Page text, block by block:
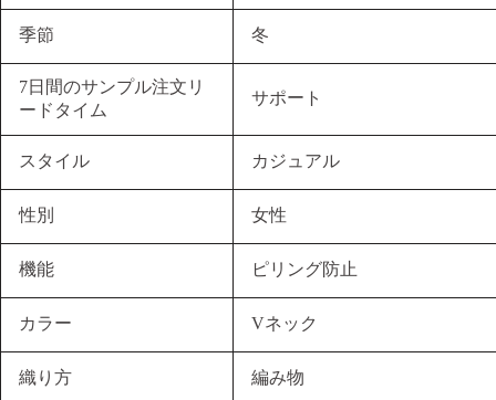
季節 冬
7日間のサンプル注文リ
ードタイム
サポート
スタイル カジュアル
性別 女性
機能 ピリング防止
カラー Vネック
織り方 編み物